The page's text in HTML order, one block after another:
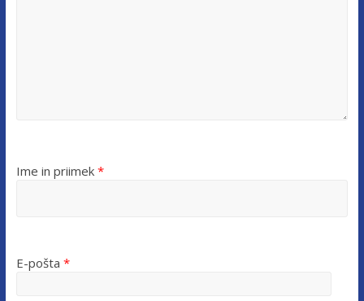
Ime in priimek *
E-pošta *